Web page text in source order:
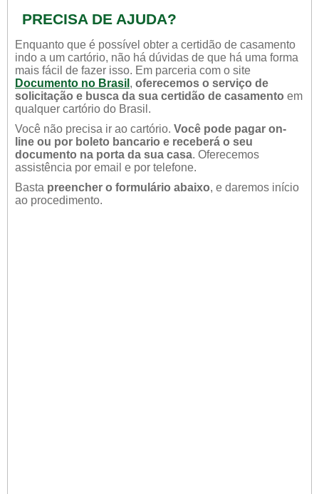
PRECISA DE AJUDA?
Enquanto que é possível obter a certidão de casamento
indo a um cartório, não há dúvidas de que há uma forma
mais fácil de fazer isso. Em parceria com o site
Documento no Brasil , oferecemos o serviço de
solicitação e busca da sua certidão de casamento em
qualquer cartório do Brasil.
Você não precisa ir ao cartório. Você pode pagar on-
line ou por boleto bancario e receberá o seu
documento na porta da sua casa. Oferecemos
assistência por email e por telefone.
Basta preencher o formulário abaixo, e daremos início
ao procedimento.